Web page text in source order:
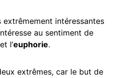
intéressantes
au sentiment de
et l’euphorie.
extrêmes, car le but de